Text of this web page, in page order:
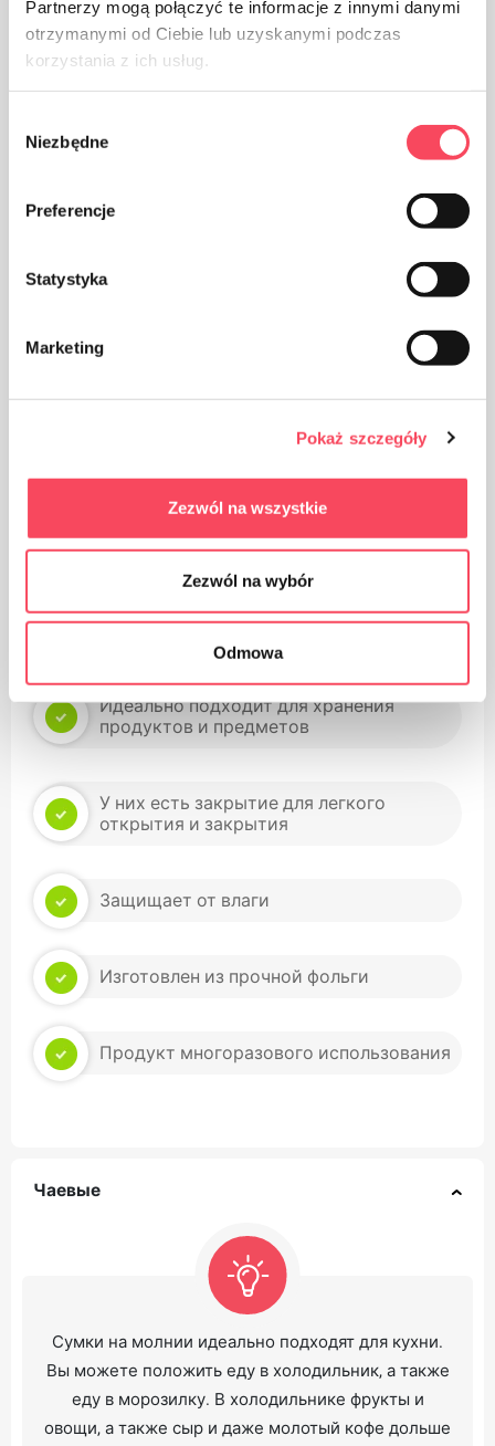
Partnerzy mogą połączyć te informacje z innymi danymi
otrzymanymi od Ciebie lub uzyskanymi podczas
korzystania z ich usług.
zgody
Niezbędne
Preferencje
Statystyka
Marketing
Pokaż szczegóły
Zezwól na wszystkie
Zezwól na wybór
Odmowa
считается (рядом с ПЭТ) самым безопасным
использованного продукта в мусорное ведро.
Идеально подходит для хранения
продуктов и предметов
У них есть закрытие для легкого
открытия и закрытия
Защищает от влаги
Изготовлен из прочной фольги
Продукт многоразового использования
Чаевые
Сумки на молнии идеально подходят для кухни.
Вы можете положить еду в холодильник, а также
еду в морозилку. В холодильнике фрукты и
овощи, а также сыр и даже молотый кофе дольше